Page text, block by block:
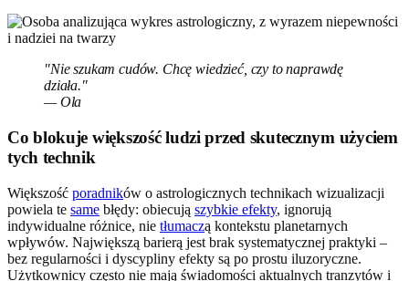
"Nie szukam cudów. Chcę wiedzieć, czy to naprawdę
działa."
— Ola
Co blokuje większość ludzi przed skutecznym użyciem
tych technik
Większość poradników o astrologicznych technikach wizualizacji
powiela te same błędy: obiecują szybkie efekty, ignorują
indywidualne różnice, nie tłumaczą kontekstu planetarnych
wpływów. Największą barierą jest brak systematycznej praktyki –
bez regularności i dyscypliny efekty są po prostu iluzoryczne.
Użytkownicy często nie mają świadomości aktualnych tranzytów i